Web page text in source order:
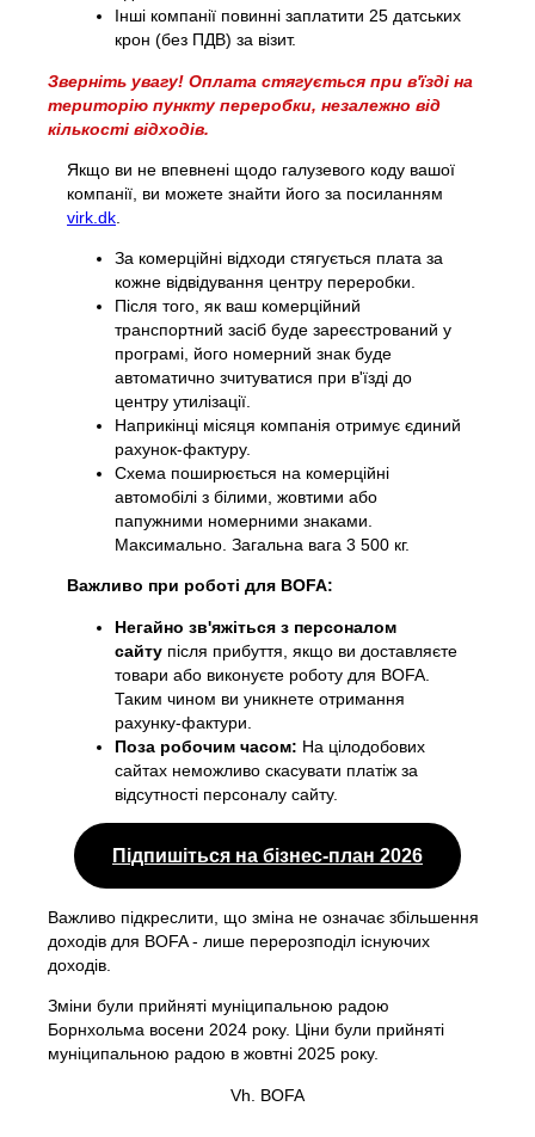
Видалення календаря та багато іншого.
Інші компанії повинні заплатити 25 датських
крон (без ПДВ) за візит.
Зверніть увагу! Оплата стягується при в'їзді на
територію пункту переробки, незалежно від
кількості відходів.
Якщо ви не впевнені щодо галузевого коду вашої
компанії, ви можете знайти його за посиланням
virk.dk
За комерційні відходи стягується плата за
кожне відвідування центру переробки.
Після того, як ваш комерційний
транспортний засіб буде зареєстрований у
програмі, його номерний знак буде
автоматично зчитуватися при в'їзді до
центру утилізації.
Наприкінці місяця компанія отримує єдиний
рахунок-фактуру.
Схема поширюється на комерційні
автомобілі з білими, жовтими або
папужними номерними знаками.
Максимально. Загальна вага 3 500 кг.
Важливо при роботі для BOFA:
Негайно зв'яжіться з персоналом
сайту після прибуття, якщо ви доставляєте
товари або виконуєте роботу для BOFA.
Таким чином ви уникнете отримання
рахунку-фактури.
Поза робочим часом: На цілодобових
сайтах неможливо скасувати платіж за
відсутності персоналу сайту.
Підпишіться на бізнес-план 2026
Важливо підкреслити, що зміна не означає збільшення
доходів для BOFA - лише перерозподіл існуючих
доходів.
Зміни були прийняті муніципальною радою
Борнхольма восени 2024 року. Ціни були прийняті
муніципальною радою в жовтні 2025 року.
Vh. BOFA